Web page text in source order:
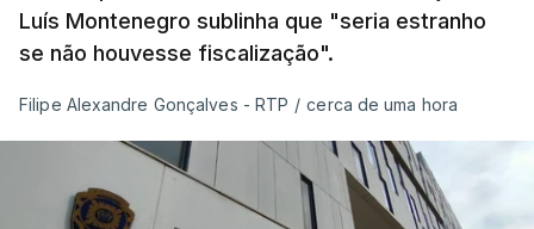
Luís Montenegro sublinha que "seria estranho
se não houvesse fiscalização".
Filipe Alexandre Gonçalves - RTP / cerca de uma hora